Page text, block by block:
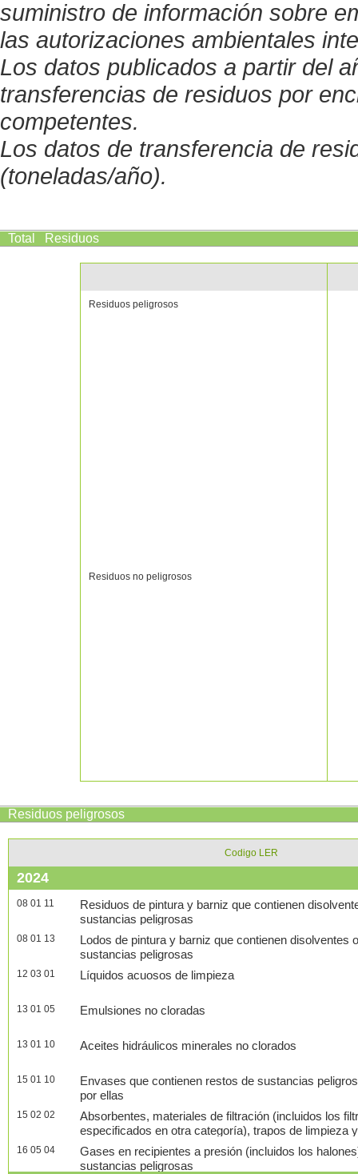
suministro de información sobre
las autorizaciones ambientales
Los datos publicados a partir del
transferencias de residuos por
competentes.
Los datos de transferencia de
(toneladas/año).
Total Residuos
Residuos peligrosos
Residuos no peligrosos
Residuos peligrosos
Codigo LER
2024
08 01 11
Residuos de pintura y barniz que contienen
sustancias peligrosas
08 01 13
Lodos de pintura y barniz que contienen disolventes
sustancias peligrosas
12 03 01 Líquidos acuosos de limpieza
13 01 05 Emulsiones no cloradas
13 01 10 Aceites hidráulicos minerales no clorados
15 01 10
Envases que contienen restos de sustancias
por ellas
15 02 02
Absorbentes, materiales de filtración (incluidos los
especificados en otra categoría), trapos de limpieza
contaminados por sustancias peligrosas
16 05 04
Gases en recipientes a presión (incluidos los
sustancias peligrosas